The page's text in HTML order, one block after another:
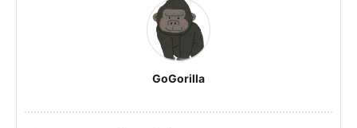
GoGorilla